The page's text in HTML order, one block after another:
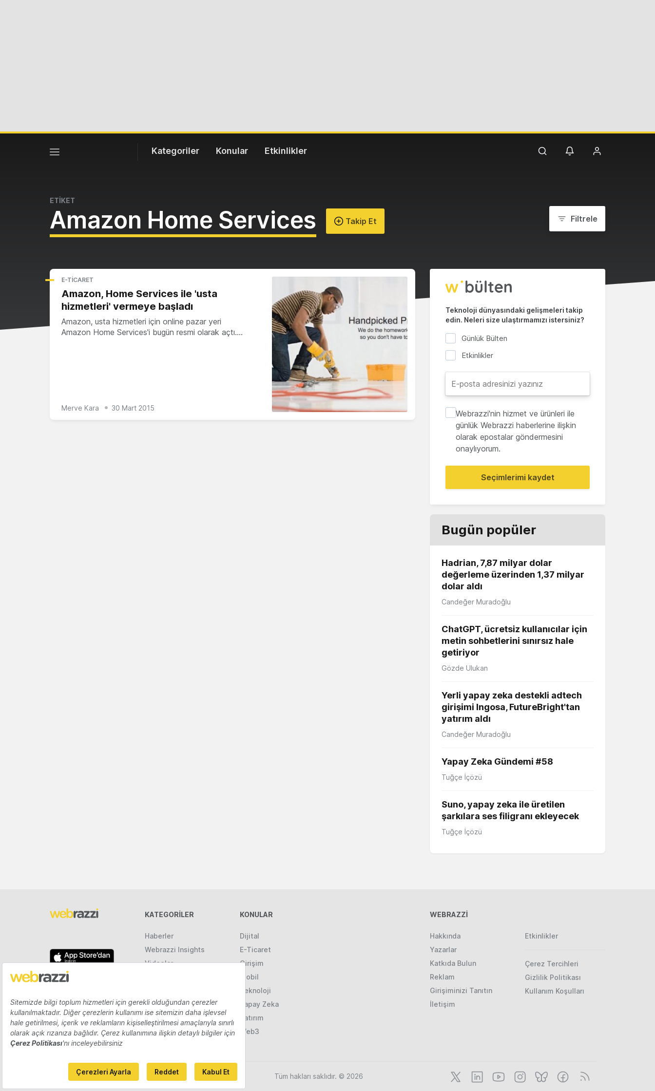
Kategoriler Konular Etkinlikler
ETİKET
Amazon Home Services Takip Et Filtrele
E-TICARET
Amazon, Home Services ile 'usta
hizmetleri' vermeye başladı
Amazon, usta hizmetleri için online pazar yeri
Amazon Home Services'i bugün resmi olarak açtı.…
Merve Kara 30 Mart 2015
Teknoloji dünyasındaki gelişmeleri takip
edin. Neleri size ulaştırmamızı istersiniz?
Günlük Bülten
Etkinlikler
Webrazzi'nin hizmet ve ürünleri ile
günlük Webrazzi haberlerine ilişkin
olarak epostalar göndermesini
onaylıyorum.
Seçimlerimi kaydet
Bugün popüler
Hadrian, 7,87 milyar dolar
değerleme üzerinden 1,37 milyar
dolar aldı
Candeğer Muradoğlu
ChatGPT, ücretsiz kullanıcılar için
metin sohbetlerini sınırsız hale
getiriyor
Gözde Ulukan
Yerli yapay zeka destekli adtech
girişimi Ingosa, FutureBright'tan
yatırım aldı
Candeğer Muradoğlu
Yapay Zeka Gündemi #58
Tuğçe İçözü
Suno, yapay zeka ile üretilen
şarkılara ses filigranı ekleyecek
Tuğçe İçözü
KATEGORILER
Haberler
Webrazzi Insights
Videolar
KONULAR
Dijital
E-Ticaret
Girişim
Mobil
Teknoloji
Yapay Zeka
Yatırım
Web3
WEBRAZZİ
Hakkında
Yazarlar
Katkıda Bulun
Reklam
Girişiminizi Tanıtın
İletişim
Etkinlikler
Çerez Tercihleri
Gizlilik Politikası
Kullanım Koşulları
Tüm hakları saklıdır. © 2026